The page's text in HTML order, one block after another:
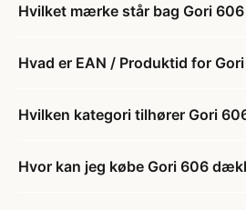
Hvilket mærke står bag Gori
Hvad er EAN / Produktid for
Hvilken kategori tilhører Gori
Hvor kan jeg købe Gori 606